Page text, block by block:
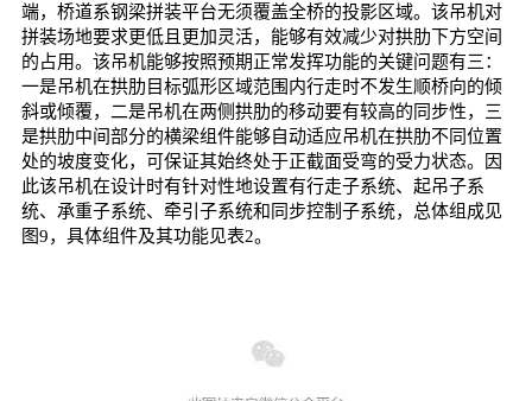
端，桥道系钢梁拼装平台无须覆盖全桥的投影区域。该吊机对
拼装场地要求更低且更加灵活，能够有效减少对拱肋下方空间
的占用。该吊机能够按照预期正常发挥功能的关键问题有三：
一是吊机在拱肋目标弧形区域范围内行走时不发生顺桥向的倾
斜或倾覆，二是吊机在两侧拱肋的移动要有较高的同步性，三
是拱肋中间部分的横梁组件能够自动适应吊机在拱肋不同位置
处的坡度变化，可保证其始终处于正截面受弯的受力状态。因
此该吊机在设计时有针对性地设置有行走子系统、起吊子系
统、承重子系统、牵引子系统和同步控制子系统，总体组成见
图9，具体组件及其功能见表2。